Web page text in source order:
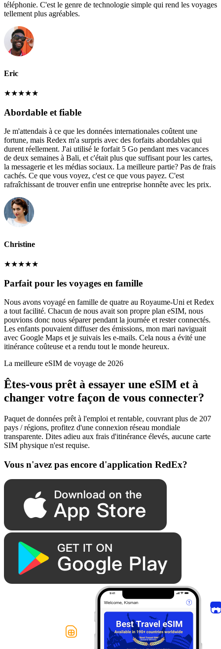
téléphonie. C'est le genre de technologie simple qui rend les voyages
tellement plus agréables.
Eric
★★★★★
Abordable et fiable
Je m'attendais à ce que les données internationales coûtent une
fortune, mais Redex m'a surpris avec des forfaits abordables qui
durent réellement. J'ai utilisé le forfait 5 Go pendant mes vacances
de deux semaines à Bali, et c'était plus que suffisant pour les cartes,
la messagerie et les médias sociaux. La meilleure partie? Pas de frais
cachés. Ce que vous voyez, c'est ce que vous payez. C'est
rafraîchissant de trouver enfin une entreprise honnête avec les prix.
Christine
★★★★★
Parfait pour les voyages en famille
Nous avons voyagé en famille de quatre au Royaume-Uni et Redex
a tout facilité. Chacun de nous avait son propre plan eSIM, nous
pouvions donc nous séparer pendant la journée et rester connectés.
Les enfants pouvaient diffuser des émissions, mon mari naviguait
avec Google Maps et je suivais les e-mails. Cela nous a évité une
itinérance coûteuse et a rendu tout le monde heureux.
La meilleure eSIM de voyage de 2026
Êtes-vous prêt à essayer une eSIM et à
changer votre façon de vous connecter?
Paquet de données prêt à l'emploi et rentable, couvrant plus de 207
pays / régions, profitez d'une connexion réseau mondiale
transparente. Dites adieu aux frais d'itinérance élevés, aucune carte
SIM physique n'est requise.
Vous n'avez pas encore d'application RedEx?